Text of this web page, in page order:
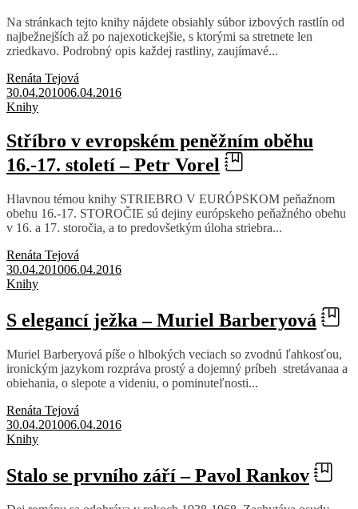
Na stránkach tejto knihy nájdete obsiahly súbor izbových rastlín od
najbežnejších až po najexotickejšie, s ktorými sa stretnete len
zriedkavo. Podrobný opis každej rastliny, zaujímavé...
Renáta Tejová
30.04.201006.04.2016
Knihy
Stříbro v evropském peněžním oběhu
16.-17. století – Petr Vorel
Hlavnou témou knihy STRIEBRO V EURÓPSKOM peňažnom
obehu 16.-17. STOROČIE sú dejiny európskeho peňažného obehu
v 16. a 17. storočia, a to predovšetkým úloha striebra...
Renáta Tejová
30.04.201006.04.2016
Knihy
S elegancí ježka – Muriel Barberyová
Muriel Barberyová píše o hlbokých veciach so zvodnú ľahkosťou,
ironickým jazykom rozpráva prostý a dojemný príbeh stretávanaa a
obiehania, o slepote a videniu, o pominuteľnosti...
Renáta Tejová
30.04.201006.04.2016
Knihy
Stalo se prvního září – Pavol Rankov